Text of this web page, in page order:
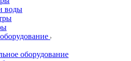
воды
оборудование